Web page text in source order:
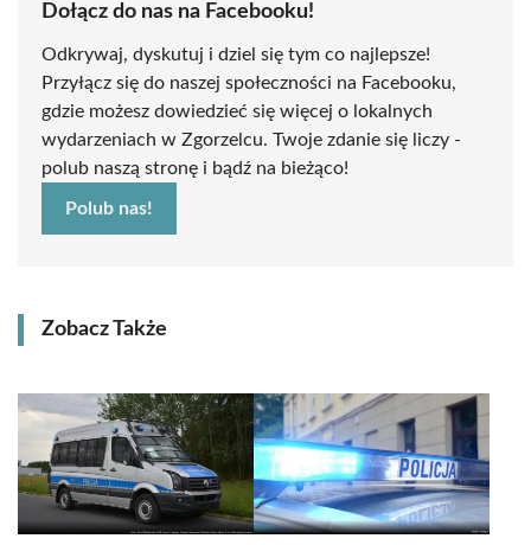
Dołącz do nas na Facebooku!
Odkrywaj, dyskutuj i dziel się tym co najlepsze!
Przyłącz się do naszej społeczności na Facebooku,
gdzie możesz dowiedzieć się więcej o lokalnych
wydarzeniach w Zgorzelcu. Twoje zdanie się liczy -
polub naszą stronę i bądź na bieżąco!
Polub nas!
Zobacz Także